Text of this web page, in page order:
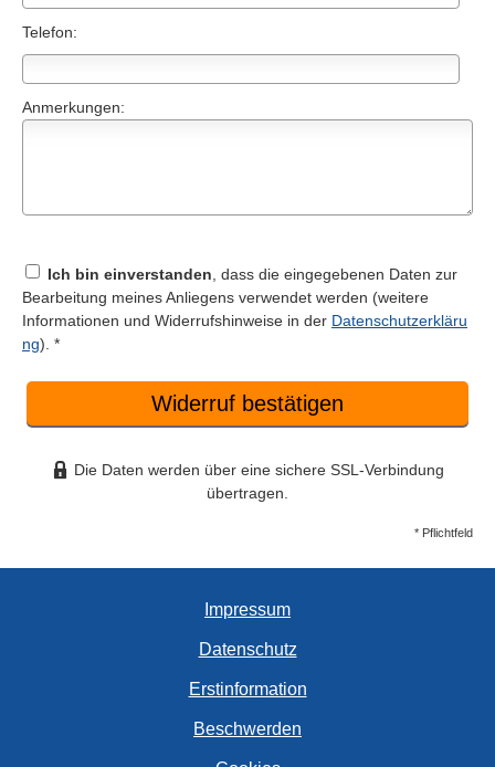
Telefon:
Anmerkungen:
Ich bin einverstanden , dass die eingegebenen Daten zur
Bearbeitung meines Anliegens verwendet werden (weitere
Informationen und Widerrufshinweise in der Datenschutzerkläru
ng). *
Widerruf bestätigen
Die Daten werden über eine sichere SSL-Verbindung
übertragen.
* Pflichtfeld
Impressum
Datenschutz
Erstinformation
Beschwerden